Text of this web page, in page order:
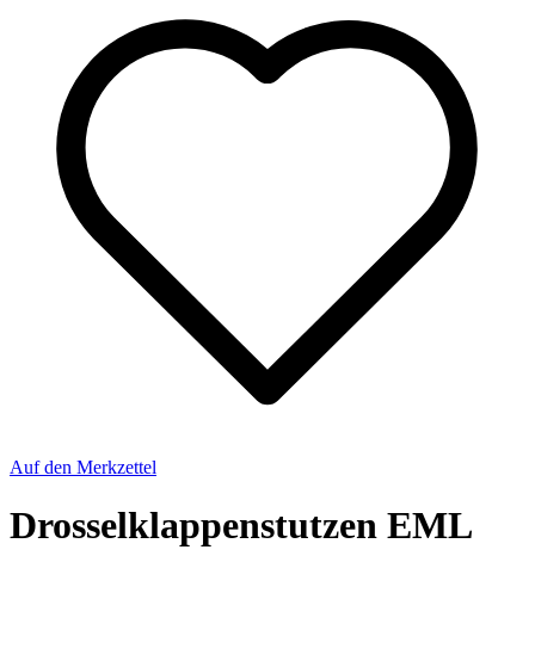
Auf den Merkzettel
Drosselklappenstutzen EML